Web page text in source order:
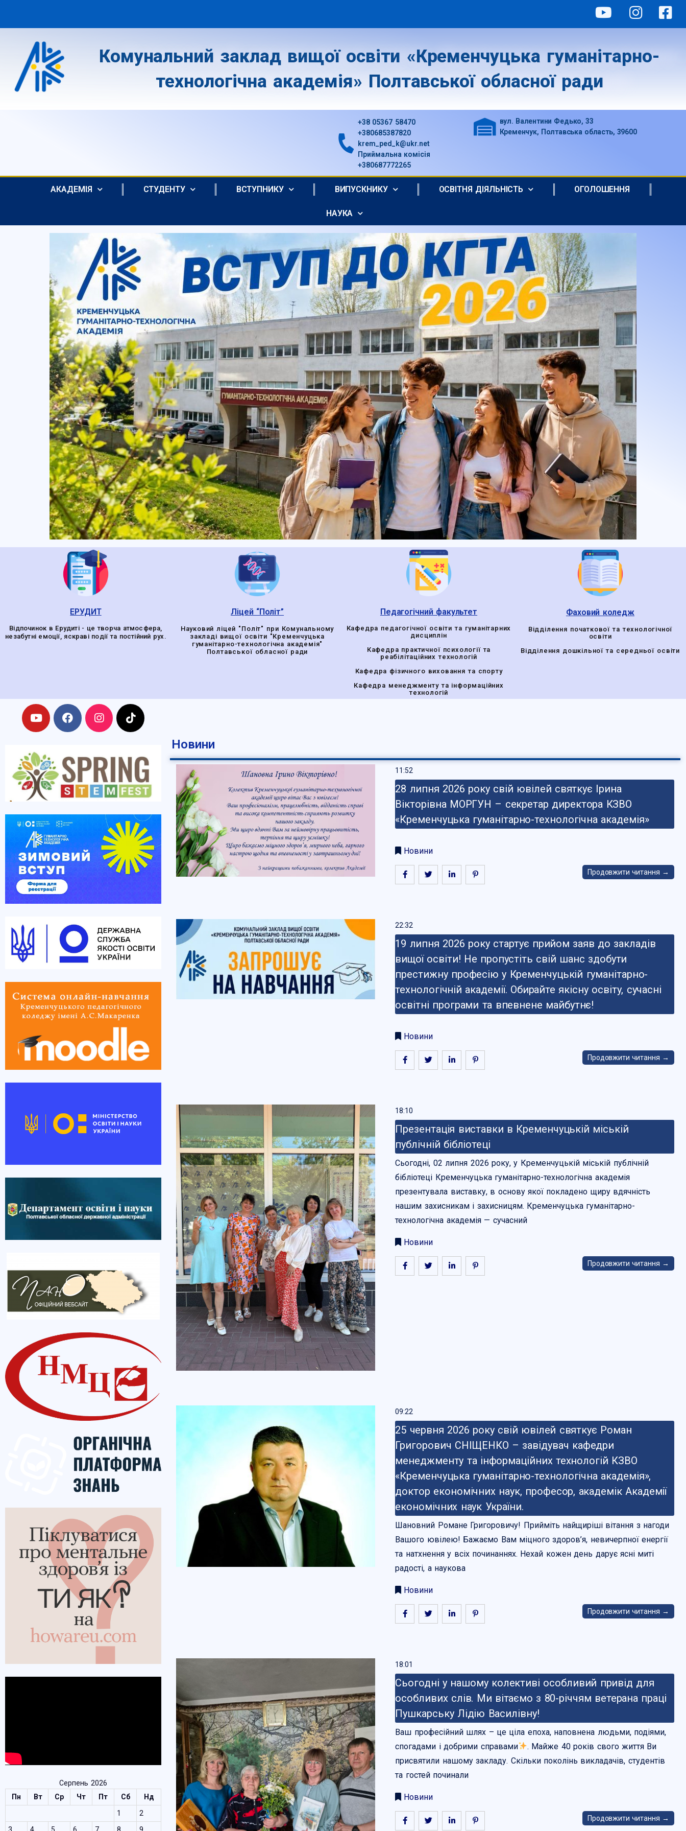
Комунальний заклад вищої освіти «Кременчуцька гуманітарно-
технологічна академія» Полтавської обласної ради
+38 05367 58470
+380685387820
krem_ped_k@ukr.net
Приймальна комісія
+380687772265
вул. Валентини Федько, 33
Кременчук, Полтавська область, 39600
АКАДЕМІЯ СТУДЕНТУ ВСТУПНИКУ ВИПУСКНИКУ ОСВІТНЯ ДІЯЛЬНІСТЬ ОГОЛОШЕННЯ
НАУКА
ЕРУДИТ
Відпочинок в Ерудиті - це творча атмосфера,
незабутні емоції, яскраві події та постійний рух.
Ліцей “Політ”
Науковий ліцей "Політ" при Комунальному
закладі вищої освіти "Кременчуцька
гуманітарно-технологічна академія"
Полтавської обласної ради
Педагогічний факультет
Кафедра педагогічної освіти та гуманітарних
дисциплін
Кафедра практичної психології та
реабілітаційних технологій
Кафедра фізичного виховання та спорту
Кафедра менеджменту та інформаційних
технологій
Фаховий коледж
Відділення початкової та технологічної
освіти
Відділення дошкільної та середньої освіти
Серпень 2026
Пн
Вт Ср Чт Пт Сб
Нд
1
2
3
4 5 6 7 8 9
Новини
11:52
28 липня 2026 року свій ювілей святкує Ірина
Вікторівна МОРГУН – секретар директора КЗВО
«Кременчуцька гуманітарно-технологічна академія»
Новини
Продовжити читання →
22:32
19 липня 2026 року стартує прийом заяв до закладів
вищої освіти! Не пропустіть свій шанс здобути
престижну професію у Кременчуцькій гуманітарно-
технологічній академії. Обирайте якісну освіту, сучасні
освітні програми та впевнене майбутнє!
Новини
Продовжити читання →
18:10
Презентація виставки в Кременчуцькій міській
публічній бібліотеці
Сьогодні, 02 липня 2026 року, у Кременчуцькій міській публічній
бібліотеці Кременчуцька гуманітарно-технологічна академія
презентувала виставку, в основу якої покладено щиру вдячність
нашим захисникам і захисницям. Кременчуцька гуманітарно-
технологічна академія — сучасний
Новини
Продовжити читання →
09:22
25 червня 2026 року свій ювілей святкує Роман
Григорович СНІЩЕНКО – завідувач кафедри
менеджменту та інформаційних технологій КЗВО
«Кременчуцька гуманітарно-технологічна академія»,
доктор економічних наук, професор, академік Академії
економічних наук України.
Шановний Романе Григоровичу! Прийміть найщиріші вітання з нагоди
Вашого ювілею! Бажаємо Вам міцного здоров’я, невичерпної енергії
та натхнення у всіх починаннях. Нехай кожен день дарує ясні миті
радості, а наукова
Новини
Продовжити читання →
18:01
Сьогодні у нашому колективі особливий привід для
особливих слів. Ми вітаємо з 80-річчям ветерана праці
Пушкарську Лідію Василівну!
Ваш професійний шлях – це ціла епоха, наповнена людьми, подіями,
спогадами і добрими справами
. Майже 40 років свого життя Ви
присвятили нашому закладу. Скільки поколінь викладачів, студентів
та гостей починали
Новини
Продовжити читання →